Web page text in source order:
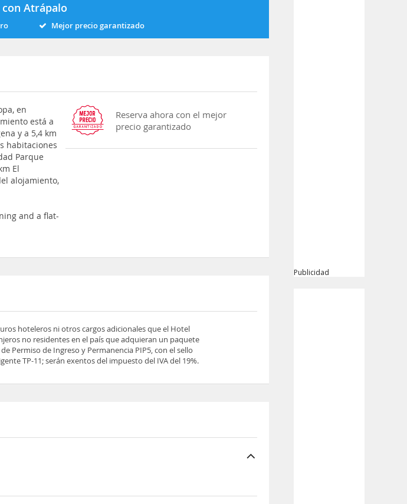
Atrápalo
Mejor precio garantizado
en
está a
y a 5,4 km
habitaciones
Parque
El
alojamiento,
and a flat-
Reserva ahora con el mejor
precio garantizado
hoteleros ni otros cargos adicionales que el Hotel
no residentes en el país que adquieran un paquete
Permiso de Ingreso y Permanencia PIP5, con el sello
TP-11; serán exentos del impuesto del IVA del 19%.
Publicidad